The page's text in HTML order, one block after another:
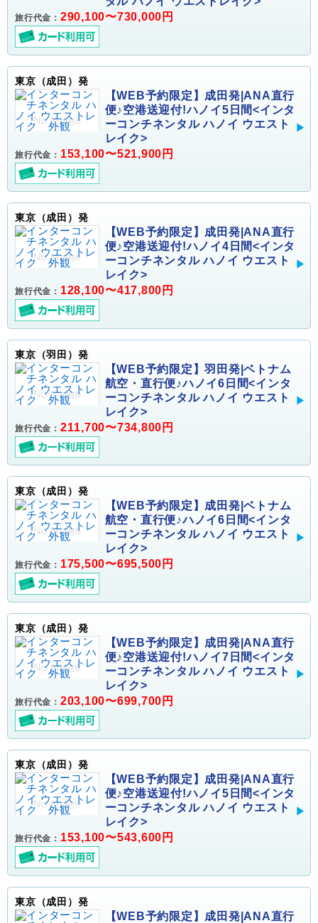
旅行代金： 290,100〜730,000円
東京（成田）発
【WEB予約限定】成田発|ANA直行
便♪空港送迎付!ハノイ5日間<インタ
ーコンチネンタル ハノイ ウエスト
レイク>
旅行代金： 153,100〜521,900円
東京（成田）発
【WEB予約限定】成田発|ANA直行
便♪空港送迎付!ハノイ4日間<インタ
ーコンチネンタル ハノイ ウエスト
レイク>
旅行代金： 128,100〜417,800円
東京（羽田）発
【WEB予約限定】羽田発|ベトナム
航空・直行便♪ハノイ6日間<インタ
ーコンチネンタル ハノイ ウエスト
レイク>
旅行代金： 211,700〜734,800円
東京（成田）発
【WEB予約限定】成田発|ベトナム
航空・直行便♪ハノイ6日間<インタ
ーコンチネンタル ハノイ ウエスト
レイク>
旅行代金： 175,500〜695,500円
東京（成田）発
【WEB予約限定】成田発|ANA直行
便♪空港送迎付!ハノイ7日間<インタ
ーコンチネンタル ハノイ ウエスト
レイク>
旅行代金： 203,100〜699,700円
東京（成田）発
【WEB予約限定】成田発|ANA直行
便♪空港送迎付!ハノイ5日間<インタ
ーコンチネンタル ハノイ ウエスト
レイク>
旅行代金： 153,100〜543,600円
東京（成田）発
【WEB予約限定】成田発|ANA直行